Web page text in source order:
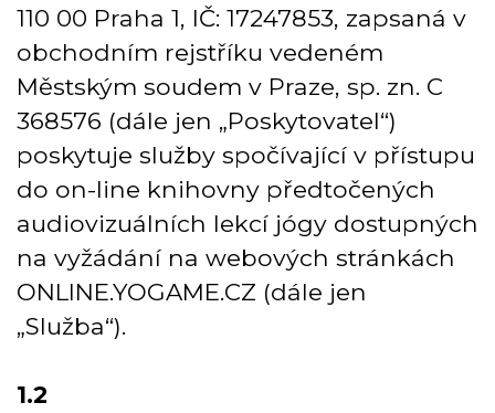
110 00 Praha 1, IČ: 17247853, zapsaná v
obchodním rejstříku vedeném
Městským soudem v Praze, sp. zn. C
368576 (dále jen „Poskytovatel“)
poskytuje služby spočívající v přístupu
do on-line knihovny předtočených
audiovizuálních lekcí jógy dostupných
na vyžádání na webových stránkách
ONLINE.YOGAME.CZ (dále jen
„Služba“).
1.2